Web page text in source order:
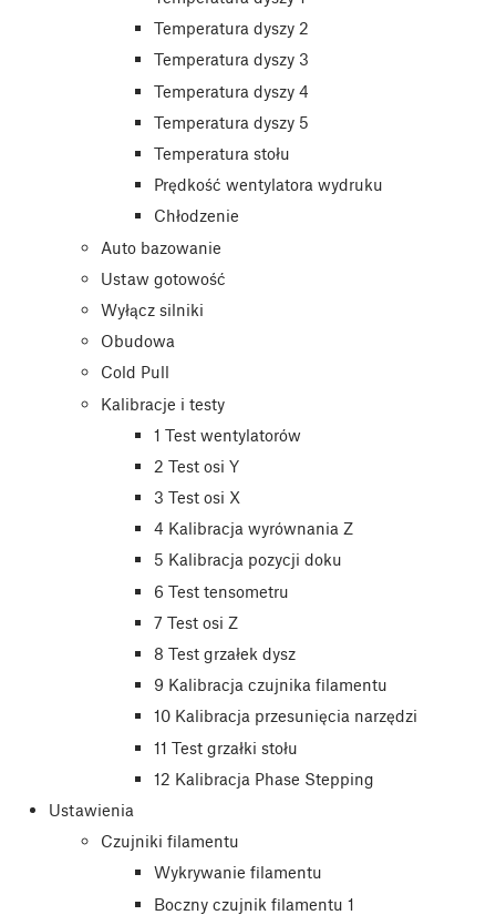
Temperatura dyszy 2
Temperatura dyszy 3
Temperatura dyszy 4
Temperatura dyszy 5
Temperatura stołu
Prędkość wentylatora wydruku
Chłodzenie
Auto bazowanie
Ustaw gotowość
Wyłącz silniki
Obudowa
Cold Pull
Kalibracje i testy
1 Test wentylatorów
2 Test osi Y
3 Test osi X
4 Kalibracja wyrównania Z
5 Kalibracja pozycji doku
6 Test tensometru
7 Test osi Z
8 Test grzałek dysz
9 Kalibracja czujnika filamentu
10 Kalibracja przesunięcia narzędzi
11 Test grzałki stołu
12 Kalibracja Phase Stepping
Ustawienia
Czujniki filamentu
Wykrywanie filamentu
Boczny czujnik filamentu 1